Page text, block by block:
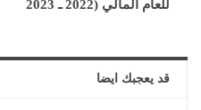
للعام المالي (2022 ـ 2023
قد يعجبك ايضا